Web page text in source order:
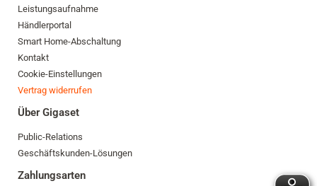
Leistungsaufnahme
Händlerportal
Smart Home-Abschaltung
Kontakt
Cookie-Einstellungen
Vertrag widerrufen
Über Gigaset
Public-Relations
Geschäftskunden-Lösungen
Zahlungsarten